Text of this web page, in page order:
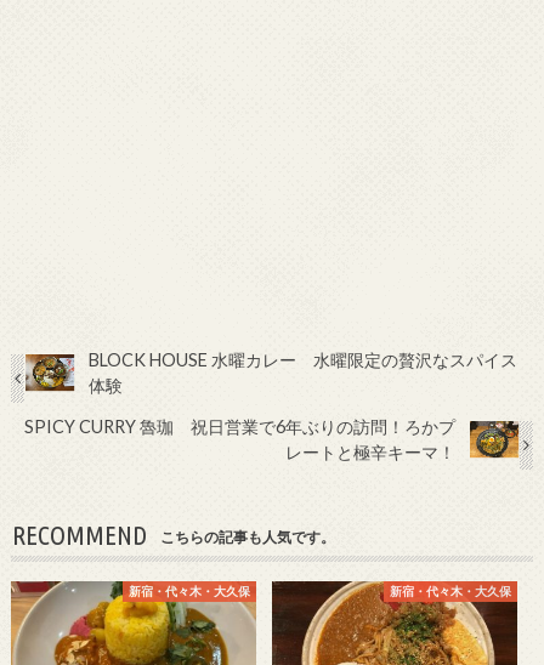
BLOCK HOUSE 水曜カレー 水曜限定の贅沢なスパイス
体験
SPICY CURRY 魯珈 祝日営業で6年ぶりの訪問！ろかプ
レートと極辛キーマ！
RECOMMEND こちらの記事も人気です。
新宿・代々木・大久保 新宿・代々木・大久保